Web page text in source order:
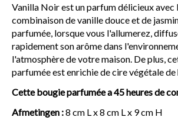
Vanilla Noir est un parfum délicieux avec
combinaison de vanille douce et de
parfumée, lorsque vous l'allumerez,
rapidement son arôme dans
l'atmosphère de votre maison. De plus,
parfumée est enrichie de cire végétale de
Cette bougie parfumée a 45 heures de
Afmetingen :8 cm L x 8 cm L x 9 cm H